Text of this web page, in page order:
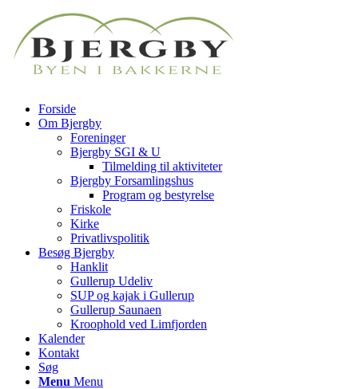
Forside
Om Bjergby
Foreninger
Bjergby SGI & U
Tilmelding til aktiviteter
Bjergby Forsamlingshus
Program og bestyrelse
Friskole
Kirke
Privatlivspolitik
Besøg Bjergby
Hanklit
Gullerup Udeliv
SUP og kajak i Gullerup
Gullerup Saunaen
Kroophold ved Limfjorden
Kalender
Kontakt
Søg
Menu Menu